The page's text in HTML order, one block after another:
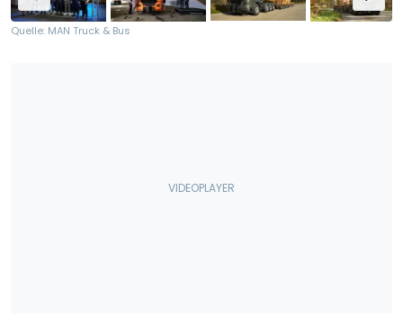
Quelle: MAN Truck & Bus